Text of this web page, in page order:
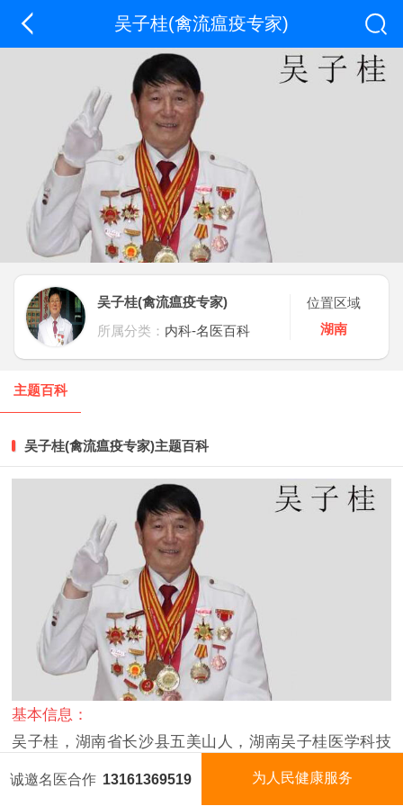
吴子桂(禽流瘟疫专家)
吴子桂(禽流瘟疫专家)
所属分类： 内科-名医百科
位置区域
湖南
主题百科
吴子桂(禽流瘟疫专家)主题百科
基本信息：
吴子桂，湖南省长沙县五美山人，湖南吴子桂医学科技
有限公司董事长，中国防禽流瘟疫首席专家，世界退烧
诚邀名医合作 13161369519 为人民健康服务
国医名师